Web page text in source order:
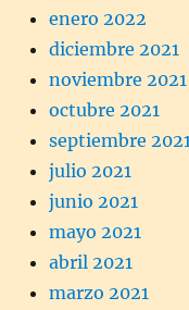
enero 2022
diciembre 2021
noviembre 2021
octubre 2021
septiembre 2021
julio 2021
junio 2021
mayo 2021
abril 2021
marzo 2021